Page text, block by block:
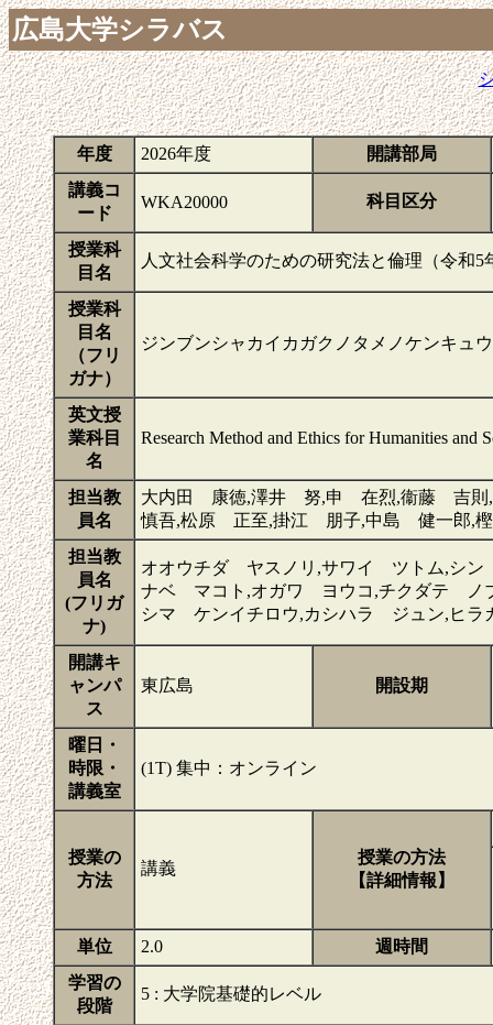
広島大学シラバス
年度 2026年度
開講部局
講義コ
ード
WKA20000 科目区分
授業科
目名
人文社会科学のための研究法と倫理（令和5
授業科
目名
（フリ
ガナ）
ジンブンシャカイカガクノタメノケンキュ
英文授
業科目
名
Research Method and Ethics for Humanities and
担当教
員名
大内田 康徳,澤井 努,申 在烈,衞藤 吉
慎吾,松原 正至,掛江 朋子,中島 健一郎,
担当教
員名
(フリガ
ナ)
オオウチダ ヤスノリ,サワイ ツトム,シ
ナベ マコト,オガワ ヨウコ,チクダテ ノ
シマ ケンイチロウ,カシハラ ジュン,ヒ
開講キ
ャンパ
ス
東広島 開設期
曜日・
時限・
講義室
(1T) 集中：オンライン
授業の
方法
講義
授業の方法
【詳細情報】
単位 2.0
週時間
学習の
段階
5 : 大学院基礎的レベル